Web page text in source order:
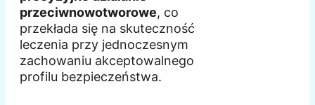
przeciwnowotworowe, co
przekłada się na skuteczność
leczenia przy jednoczesnym
zachowaniu akceptowalnego
profilu bezpieczeństwa.